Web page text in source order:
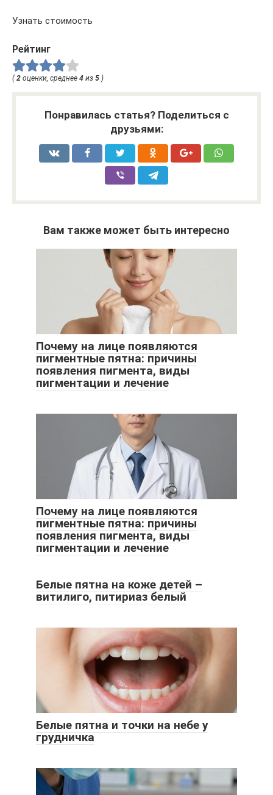
Узнать стоимость
Рейтинг
( 2 оценки, среднее 4 из 5 )
Понравилась статья? Поделиться с
друзьями:
Вам также может быть интересно
Почему на лице появляются
пигментные пятна: причины
появления пигмента, виды
пигментации и лечение
Почему на лице появляются
пигментные пятна: причины
появления пигмента, виды
пигментации и лечение
Белые пятна на коже детей –
витилиго, питириаз белый
Белые пятна и точки на небе у
грудничка